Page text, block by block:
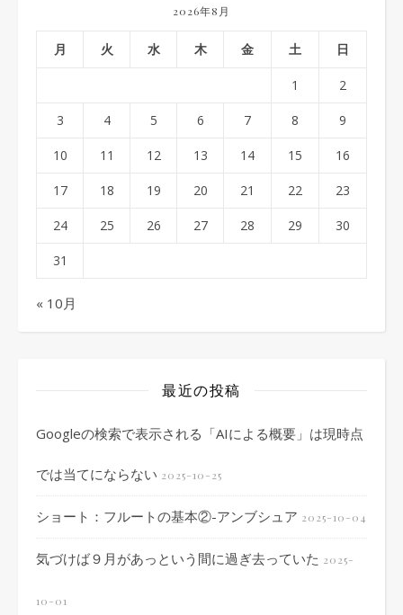
2026年8月
月 火 水 木 金 土 日
1 2
3 4 5 6 7 8 9
10 11 12 13 14 15 16
17 18 19 20 21 22 23
24 25 26 27 28 29 30
31
« 10月
最近の投稿
Googleの検索で表示される「AIによる概要」は現時点
では当てにならない 2025-10-25
ショート：フルートの基本②-アンブシュア 2025-10-04
気づけば９月があっという間に過ぎ去っていた 2025-
10-01